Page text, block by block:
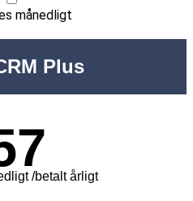
månedligt
Plus
/betalt årligt